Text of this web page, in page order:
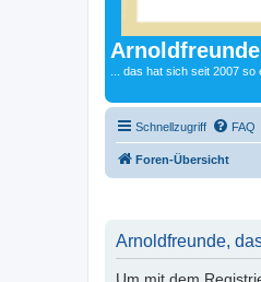
... das hat sich seit 2007
Schnellzugriff FAQ
Foren-Übersicht
Arnoldfreunde,